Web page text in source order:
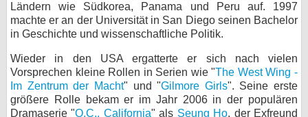
Ländern wie Südkorea, Panama und Peru auf. 1997
machte er an der Universität in San Diego seinen Bachelor
in Geschichte und wissenschaftliche Politik.
Wieder in den USA ergatterte er sich nach vielen
Vorsprechen kleine Rollen in Serien wie "The West Wing -
Im Zentrum der Macht" und "Gilmore Girls". Seine erste
größere Rolle bekam er im Jahr 2006 in der populären
Dramaserie "O.C., California" als Seung Ho, der Exfreund
Kontakt
Datenschutz
Cookie-Einstellungen